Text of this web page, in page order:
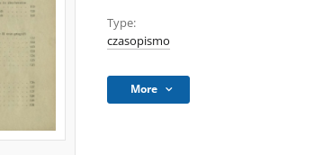
Type:
czasopismo
More